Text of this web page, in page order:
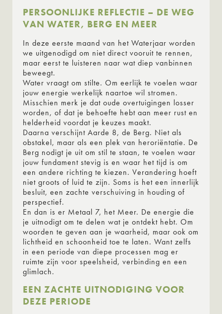
PERSOONLIJKE REFLECTIE – DE WEG
VAN WATER, BERG EN MEER
In deze eerste maand van het Waterjaar worden
we uitgenodigd om niet direct vooruit te rennen,
maar eerst te luisteren naar wat diep vanbinnen
beweegt.
Water vraagt om stilte. Om eerlijk te voelen waar
jouw energie werkelijk naartoe wil stromen.
Misschien merk je dat oude overtuigingen losser
worden, of dat je behoefte hebt aan meer rust en
helderheid voordat je keuzes maakt.
Daarna verschijnt Aarde 8, de Berg. Niet als
obstakel, maar als een plek van heroriëntatie. De
Berg nodigt je uit om stil te staan, te voelen waar
jouw fundament stevig is en waar het tijd is om
een andere richting te kiezen. Verandering hoeft
niet groots of luid te zijn. Soms is het een innerlijk
besluit, een zachte verschuiving in houding of
perspectief.
En dan is er Metaal 7, het Meer. De energie die
je uitnodigt om te delen wat je ontdekt hebt. Om
woorden te geven aan je waarheid, maar ook om
lichtheid en schoonheid toe te laten. Want zelfs
in een periode van diepe processen mag er
ruimte zijn voor speelsheid, verbinding en een
glimlach.
EEN ZACHTE UITNODIGING VOOR
DEZE PERIODE